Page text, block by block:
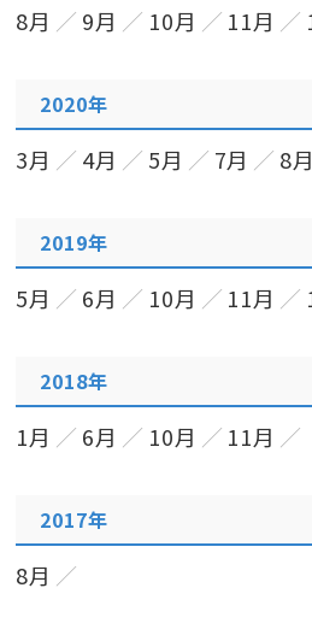
8月
9月 10月 11月
2020年
3月 4月 5月 7月 8月
2019年
5月 6月 10月 11月
2018年
1月 6月 10月 11月
2017年
8月